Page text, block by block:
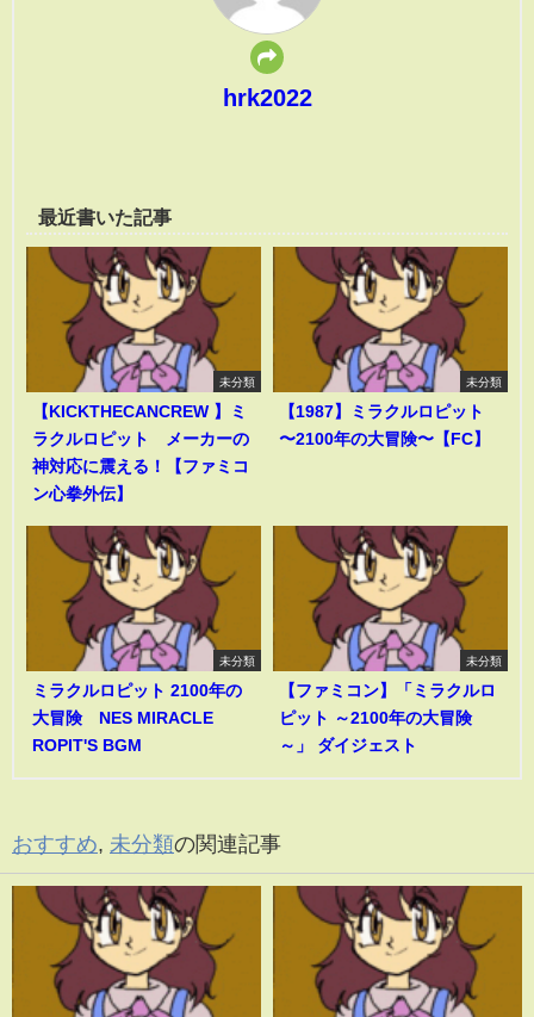
hrk2022
最近書いた記事
未分類
【KICKTHECANCREW 】ミ
ラクルロピット メーカーの
神対応に震える！【ファミコ
ン心拳外伝】
未分類
【1987】ミラクルロピット
〜2100年の大冒険〜【FC】
未分類
ミラクルロピット 2100年の
大冒険 NES MIRACLE
ROPIT'S BGM
未分類
【ファミコン】「ミラクルロ
ピット ～2100年の大冒険
～」 ダイジェスト
おすすめ, 未分類の関連記事